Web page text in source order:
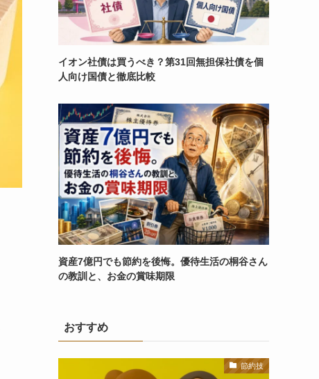
イオン社債は買うべき？第31回無担保社債を個
人向け国債と徹底比較
資産7億円でも節約を後悔。優待生活の桐谷さん
の教訓と、お金の賞味期限
おすすめ
節約技